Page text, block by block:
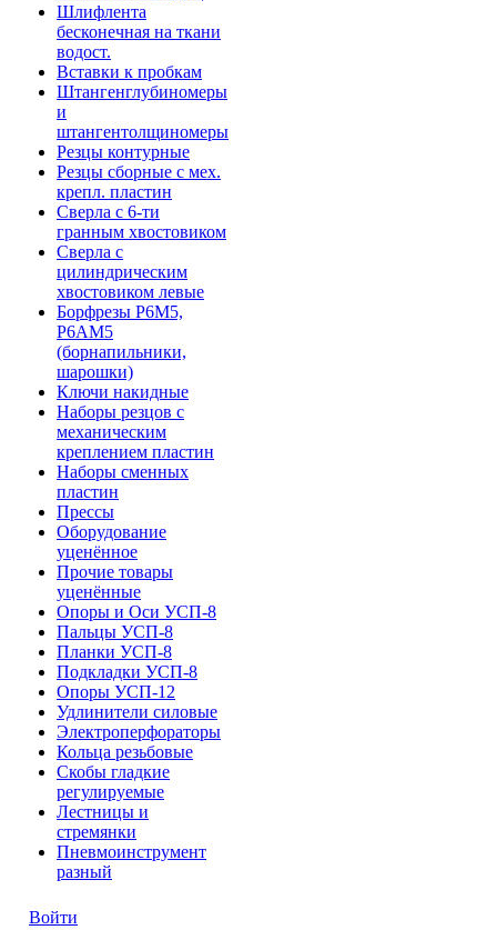
Шлифлента
бесконечная на ткани
водост.
Вставки к пробкам
Штангенглубиномеры
и
штангентолщиномеры
Резцы контурные
Резцы сборные с мех.
крепл. пластин
Сверла с 6-ти
гранным хвостовиком
Сверла с
цилиндрическим
хвостовиком левые
Борфрезы Р6М5,
Р6АМ5
(борнапильники,
шарошки)
Ключи накидные
Наборы резцов с
механическим
креплением пластин
Наборы сменных
пластин
Прессы
Оборудование
уценённое
Прочие товары
уценённые
Опоры и Оси УСП-8
Пальцы УСП-8
Планки УСП-8
Подкладки УСП-8
Опоры УСП-12
Удлинители силовые
Электроперфораторы
Кольца резьбовые
Скобы гладкие
регулируемые
Лестницы и
стремянки
Пневмоинструмент
разный
Войти